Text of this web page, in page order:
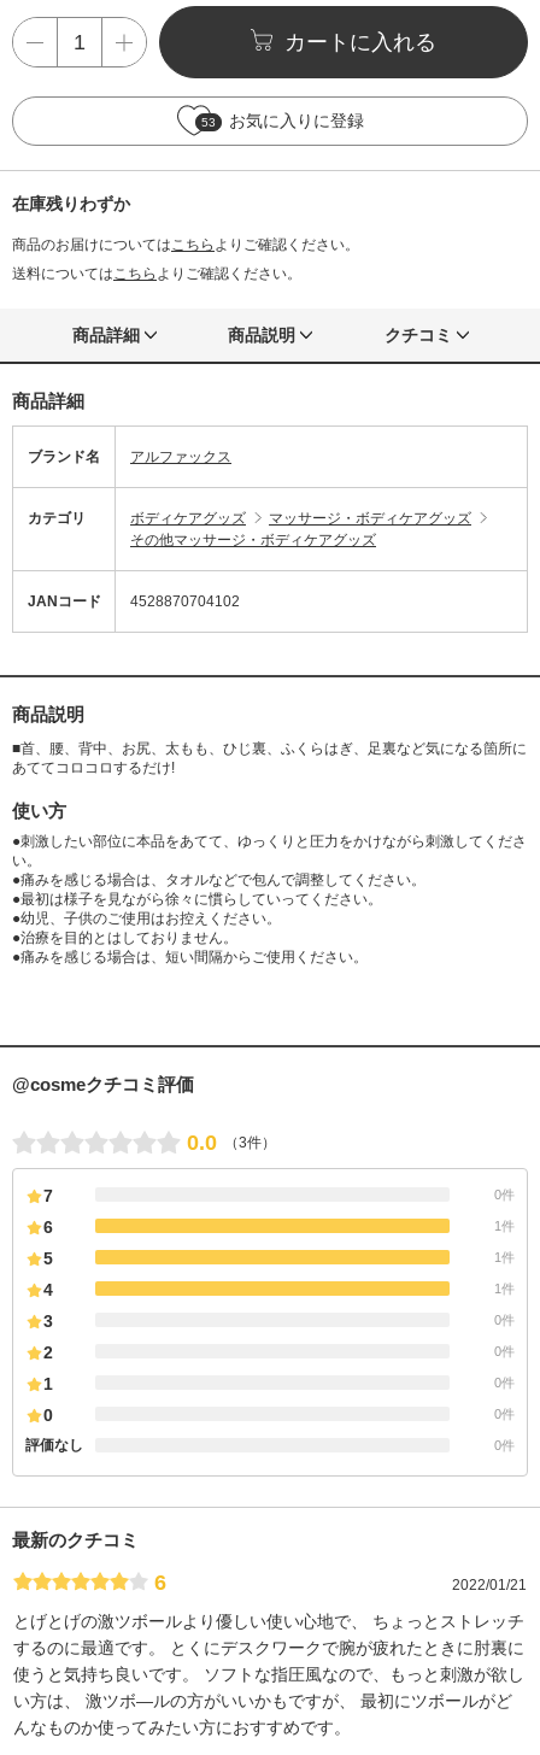
カートに入れる
53 お気に入りに登録
在庫残りわずか
商品のお届けについてはこちら よりご確認ください。
送料についてはこちら よりご確認ください。
商品詳細 商品説明 クチコミ
商品詳細
ブランド名 アルファックス
カテゴリ ボディケアグッズ
マッサージ・ボディケアグッズ
その他マッサージ・ボディケアグッズ
JANコード 4528870704102
商品説明
■首、腰、背中、お尻、太もも、ひじ裏、ふくらはぎ、足裏など気になる箇所に
あててコロコロするだけ!
使い方
●刺激したい部位に本品をあてて、ゆっくりと圧力をかけながら刺激してくださ
い。
●痛みを感じる場合は、タオルなどで包んで調整してください。
●最初は様子を見ながら徐々に慣らしていってください。
●幼児、子供のご使用はお控えください。
●治療を目的とはしておりません。
●痛みを感じる場合は、短い間隔からご使用ください。
@cosmeクチコミ評価
0.0 （3件）
7 0件
6 1件
5 1件
4 1件
3 0件
2 0件
1 0件
0 0件
評価なし 0件
最新のクチコミ
6 2022/01/21
とげとげの激ツボールより優しい使い心地で、 ちょっとストレッチ
するのに最適です。 とくにデスクワークで腕が疲れたときに肘裏に
使うと気持ち良いです。 ソフトな指圧風なので、もっと刺激が欲し
い方は、 激ツボ―ルの方がいいかもですが、 最初にツボールがど
んなものか使ってみたい方におすすめです。